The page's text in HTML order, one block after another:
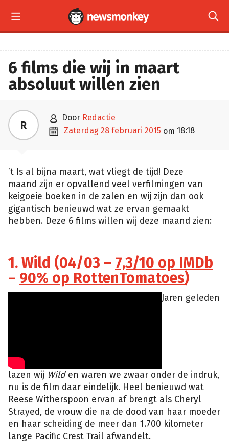
 
6 films die wij in maart
absoluut willen zien
R  door Redactie
 zaterdag 28 februari 2015 om 18:18
’t Is al bijna maart, wat vliegt de tijd! Deze
maand zijn er opvallend veel verfilmingen van
keigoeie boeken in de zalen en wij zijn dan ook
gigantisch benieuwd wat ze ervan gemaakt
hebben. Deze 6 films willen wij deze maand zien:
1. Wild (04/03 – 7,3/10 op IMDb
– 90% op RottenTomatoes)
Jaren geleden
lazen wij Wild en waren we zwaar onder de indruk,
nu is de film daar eindelijk. Heel benieuwd wat
Reese Witherspoon ervan af brengt als Cheryl
Strayed, de vrouw die na de dood van haar moeder
en haar scheiding de meer dan 1.700 kilometer
lange Pacific Crest Trail afwandelt.